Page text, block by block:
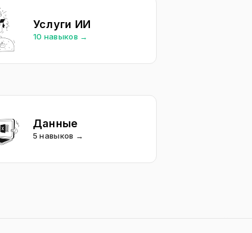
Услуги ИИ
10 навыков →
Данные
5 навыков →